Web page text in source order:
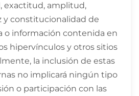
exactitud, amplitud,
y constitucionalidad de
o información contenida en
hipervínculos y otros sitios
la inclusión de estas
no implicará ningún tipo
o participación con las